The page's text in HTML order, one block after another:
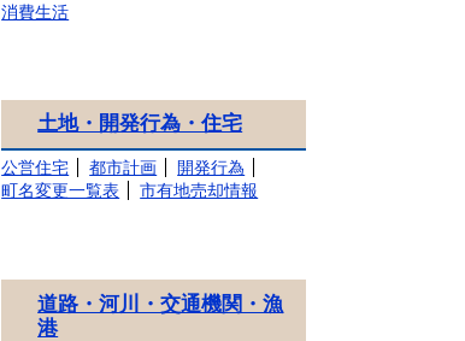
消費生活
土地・開発行為・住宅
公営住宅 都市計画
開発行為
町名変更一覧表
市有地売却情報
道路・河川・交通機関・漁
港